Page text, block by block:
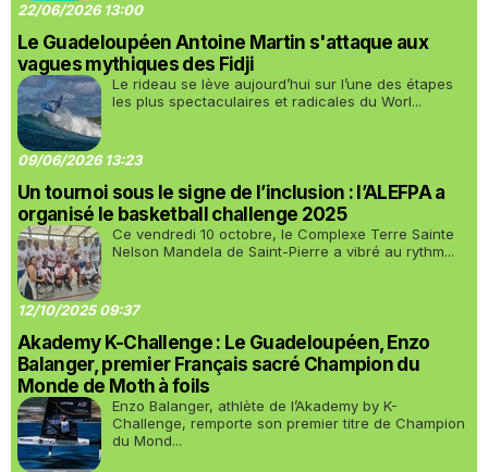
22/06/2026 13:00
Le Guadeloupéen Antoine Martin s'attaque aux
vagues mythiques des Fidji
Le rideau se lève aujourd’hui sur l’une des étapes
les plus spectaculaires et radicales du Worl...
09/06/2026 13:23
Un tournoi sous le signe de l’inclusion : l’ALEFPA a
organisé le basketball challenge 2025
Ce vendredi 10 octobre, le Complexe Terre Sainte
Nelson Mandela de Saint-Pierre a vibré au rythm...
12/10/2025 09:37
Akademy K-Challenge : Le Guadeloupéen, Enzo
Balanger, premier Français sacré Champion du
Monde de Moth à foils
Enzo Balanger, athlète de l’Akademy by K-
Challenge, remporte son premier titre de Champion
du Mond...